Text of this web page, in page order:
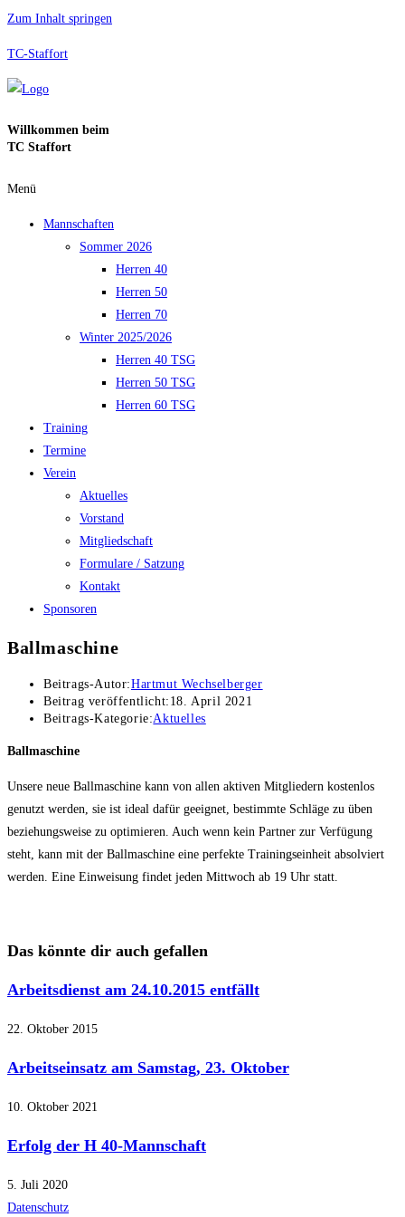
Zum Inhalt springen
TC-Staffort
Willkommen beim
TC Staffort
Menü
Mannschaften
Sommer 2026
Herren 40
Herren 50
Herren 70
Winter 2025/2026
Herren 40 TSG
Herren 50 TSG
Herren 60 TSG
Training
Termine
Verein
Aktuelles
Vorstand
Mitgliedschaft
Formulare / Satzung
Kontakt
Sponsoren
Ballmaschine
Beitrags-Autor:Hartmut Wechselberger
Beitrag veröffentlicht: 18. April 2021
Beitrags-Kategorie:Aktuelles
Ballmaschine
Unsere neue Ballmaschine kann von allen aktiven Mitgliedern kostenlos
genutzt werden, sie ist ideal dafür geeignet, bestimmte Schläge zu üben
beziehungsweise zu optimieren. Auch wenn kein Partner zur Verfügung
steht, kann mit der Ballmaschine eine perfekte Trainingseinheit absolviert
werden. Eine Einweisung findet jeden Mittwoch ab 19 Uhr statt.
Das könnte dir auch gefallen
Arbeitsdienst am 24.10.2015 entfällt
22. Oktober 2015
Arbeitseinsatz am Samstag, 23. Oktober
10. Oktober 2021
Erfolg der H 40-Mannschaft
5. Juli 2020
Datenschutz